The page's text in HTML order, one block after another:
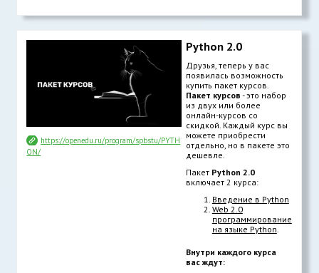
https://openedu.ru/program/spbstu/PYTH
ON/
Python 2.0
Друзья, теперь у вас
появилась возможность
купить пакет курсов.
Пакет курсов - это набор
из двух или более
онлайн-курсов со
скидкой. Каждый курс вы
можете приобрести
отдельно, но в пакете это
дешевле.
Пакет Python 2.0
включает 2 курса:
Введение в Python
Web 2.0
программирование
на языке Python.
Внутри каждого курса
вас ждут: